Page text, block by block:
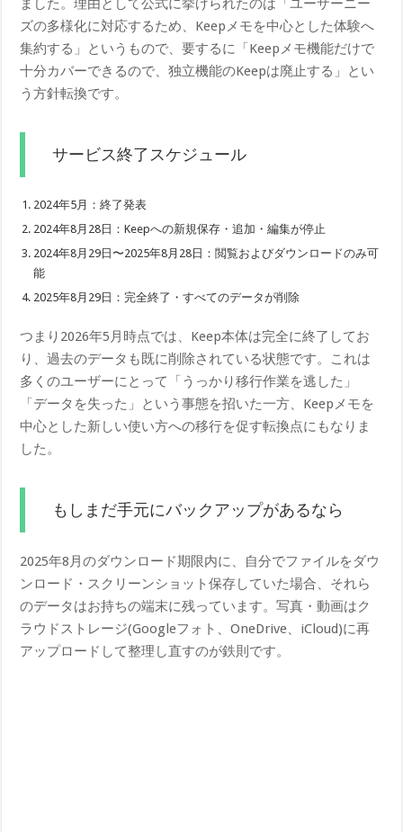
ました。理由として公式に挙げられたのは「ユーザーニー
ズの多様化に対応するため、Keepメモを中心とした体験へ
集約する」というもので、要するに「Keepメモ機能だけで
十分カバーできるので、独立機能のKeepは廃止する」とい
う方針転換です。
サービス終了スケジュール
2024年5月：終了発表
2024年8月28日：Keepへの新規保存・追加・編集が停止
2024年8月29日〜2025年8月28日：閲覧およびダウンロードのみ可
能
2025年8月29日：完全終了・すべてのデータが削除
つまり2026年5月時点では、Keep本体は完全に終了してお
り、過去のデータも既に削除されている状態です。これは
多くのユーザーにとって「うっかり移行作業を逃した」
「データを失った」という事態を招いた一方、Keepメモを
中心とした新しい使い方への移行を促す転換点にもなりま
した。
もしまだ手元にバックアップがあるなら
2025年8月のダウンロード期限内に、自分でファイルをダウ
ンロード・スクリーンショット保存していた場合、それら
のデータはお持ちの端末に残っています。写真・動画はク
ラウドストレージ(Googleフォト、OneDrive、iCloud)に再
アップロードして整理し直すのが鉄則です。